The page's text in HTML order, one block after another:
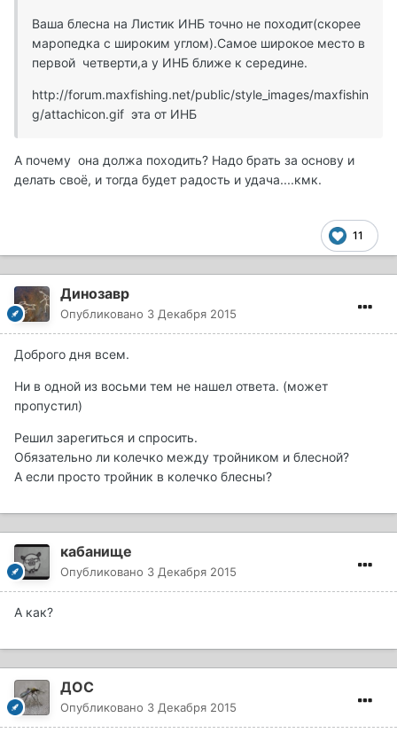
Ваша блесна на Листик ИНБ точно не походит(скорее
маропедка с широким углом).Самое широкое место в
первой четверти,а у ИНБ ближе к середине.
http://forum.maxfishing.net/public/style_images/maxfishin
g/attachicon.gif эта от ИНБ
А почему она должа походить? Надо брать за основу и
делать своё, и тогда будет радость и удача....кмк.
11
Динозавр
Опубликовано 3 Декабря 2015
Доброго дня всем.
Ни в одной из восьми тем не нашел ответа. (может
пропустил)
Решил зарегиться и спросить.
Обязательно ли колечко между тройником и блесной?
А если просто тройник в колечко блесны?
кабанище
Опубликовано 3 Декабря 2015
А как?
ДОС
Опубликовано 3 Декабря 2015